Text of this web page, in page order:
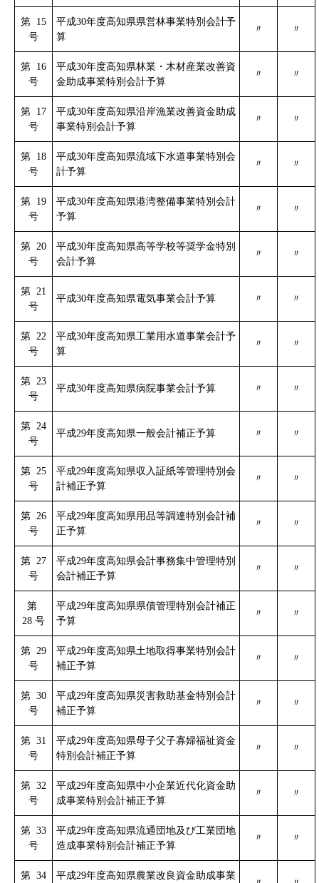
第 15
号
平成30年度高知県県営林事業特別会計予
算
〃 〃
第 16
号
平成30年度高知県林業・木材産業改善資
金助成事業特別会計予算
〃 〃
第 17
号
平成30年度高知県沿岸漁業改善資金助成
事業特別会計予算
〃 〃
第 18
号
平成30年度高知県流域下水道事業特別会
計予算
〃 〃
第 19
号
平成30年度高知県港湾整備事業特別会計
予算
〃 〃
第 20
号
平成30年度高知県高等学校等奨学金特別
会計予算
〃 〃
第 21
号
平成30年度高知県電気事業会計予算 〃 〃
第 22
号
平成30年度高知県工業用水道事業会計予
算
〃 〃
第 23
号
平成30年度高知県病院事業会計予算 〃 〃
第 24
号
平成29年度高知県一般会計補正予算 〃 〃
第 25
号
平成29年度高知県収入証紙等管理特別会
計補正予算
〃 〃
第 26
号
平成29年度高知県用品等調達特別会計補
正予算
〃 〃
第 27
号
平成29年度高知県会計事務集中管理特別
会計補正予算
〃 〃
第
28 号
平成29年度高知県県債管理特別会計補正
予算
〃 〃
第 29
号
平成29年度高知県土地取得事業特別会計
補正予算
〃 〃
第 30
号
平成29年度高知県災害救助基金特別会計
補正予算
〃 〃
第 31
号
平成29年度高知県母子父子寡婦福祉資金
特別会計補正予算
〃 〃
第 32
号
平成29年度高知県中小企業近代化資金助
成事業特別会計補正予算
〃 〃
第 33
号
平成29年度高知県流通団地及び工業団地
造成事業特別会計補正予算
〃 〃
第 34 平成29年度高知県農業改良資金助成事業